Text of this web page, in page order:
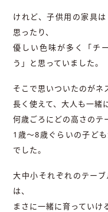
けれど、子供用の家具
思ったり、
優しい色味が多く「チ
う」と思っていました。
そこで思いついたのがネ
長く使えて、大人も一緒
何歳ごろにどの高さのテ
1歳〜8歳ぐらいの子ど
でした。
大中小それぞれのテー
は、
まさに一緒に育っていけ